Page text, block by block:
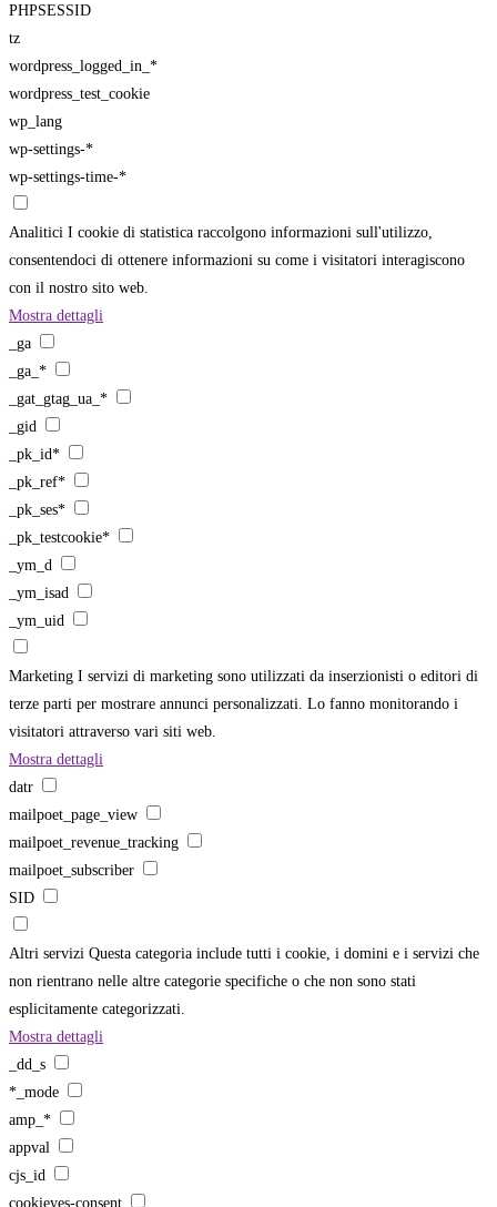
PHPSESSID
tz
wordpress_logged_in_*
wordpress_test_cookie
wp_lang
wp-settings-*
wp-settings-time-*
Analitici I cookie di statistica raccolgono informazioni sull'utilizzo,
consentendoci di ottenere informazioni su come i visitatori interagiscono
con il nostro sito web.
Mostra dettagli
_ga
_ga_*
_gat_gtag_ua_*
_gid
_pk_id*
_pk_ref*
_pk_ses*
_pk_testcookie*
_ym_d
_ym_isad
_ym_uid
Marketing I servizi di marketing sono utilizzati da inserzionisti o editori di
terze parti per mostrare annunci personalizzati. Lo fanno monitorando i
visitatori attraverso vari siti web.
Mostra dettagli
datr
mailpoet_page_view
mailpoet_revenue_tracking
mailpoet_subscriber
SID
Altri servizi Questa categoria include tutti i cookie, i domini e i servizi che
non rientrano nelle altre categorie specifiche o che non sono stati
esplicitamente categorizzati.
Mostra dettagli
_dd_s
*_mode
amp_*
appval
cjs_id
cookieyes-consent